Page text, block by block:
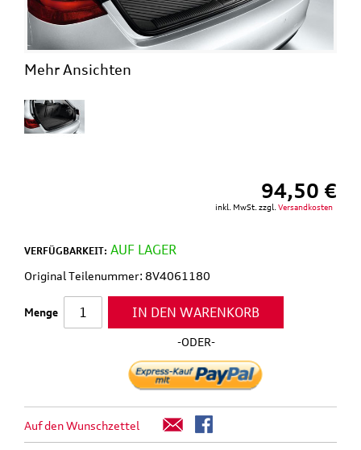
Mehr Ansichten
94,50 €
inkl. MwSt. zzgl. Versandkosten
VERFÜGBARKEIT: AUF LAGER
Original Teilenummer: 8V4061180
Menge IN DEN WARENKORB
-ODER-
Auf den Wunschzettel